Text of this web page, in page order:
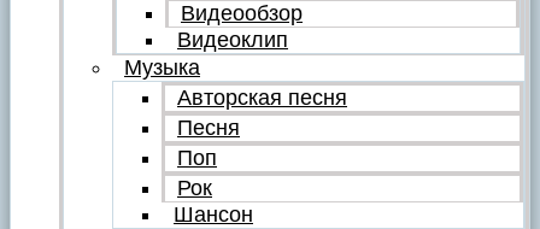
Видеообзор
Видеоклип
Музыка
Авторская песня
Песня
Поп
Рок
Шансон